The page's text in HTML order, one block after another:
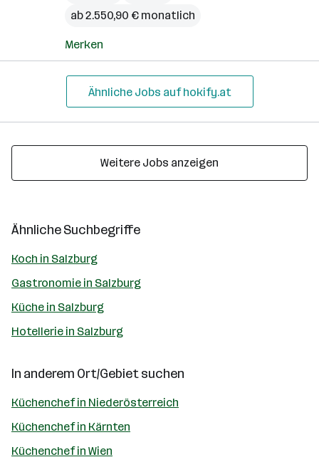
ab 2.550,90 € monatlich
Merken
Ähnliche Jobs auf hokify.at
Weitere Jobs anzeigen
Ähnliche Suchbegriffe
Koch in Salzburg
Gastronomie in Salzburg
Küche in Salzburg
Hotellerie in Salzburg
In anderem Ort/Gebiet suchen
Küchenchef in Niederösterreich
Küchenchef in Kärnten
Küchenchef in Wien